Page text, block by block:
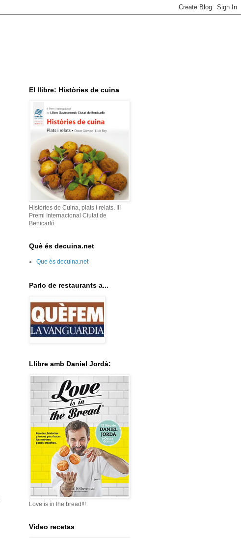
El llibre: Històries de cuina
Històries de Cuina, plats i relats. III
Premi Internacional Ciutat de
Benicarló
Què és decuina.net
Que és decuina.net
Parlo de restaurants a...
Llibre amb Daniel Jordà:
Love is in the bread!!!
Video recetas